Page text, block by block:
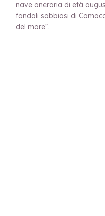
nave oneraria di età
fondali sabbiosi di
del mare”.